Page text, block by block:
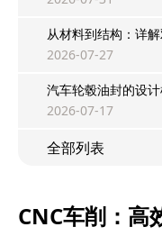
从材料到结构：详解
2026-07-27
汽车轮毂油封的设
2026-07-17
全部列表
CNC车削：高